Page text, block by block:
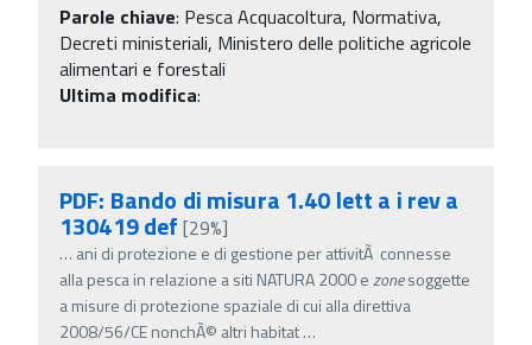
Parole chiave: Pesca Acquacoltura, Normativa,
Decreti ministeriali, Ministero delle politiche agricole
alimentari e forestali
Ultima modifica:
PDF: Bando di misura 1.40 lett a i rev a
130419 def [29%]
… ani di protezione e di gestione per attivitÃ connesse
alla pesca in relazione a siti NATURA 2000 ezonesoggette
a misure di protezione spaziale di cui alla direttiva
2008/56/CE nonchÃ© altri habitat…